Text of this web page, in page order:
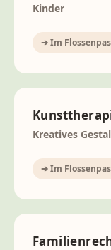
Kinder
➔ Im
Kreatives
➔ Im